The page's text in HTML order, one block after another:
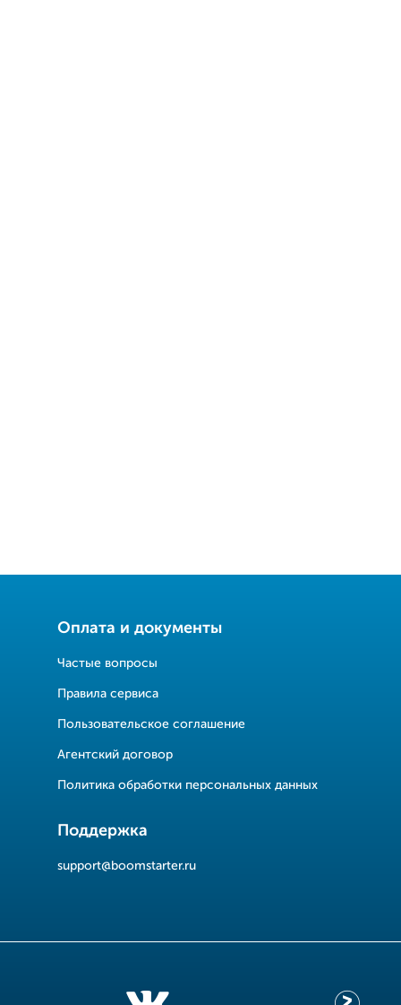
Оплата и документы
Частые вопросы
Правила сервиса
Пользовательское соглашение
Агентский договор
Политика обработки персональных данных
Поддержка
support@boomstarter.ru